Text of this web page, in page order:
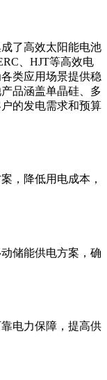
了高效太阳能电池
、HJT等高效电
类应用场景提供稳
品涵盖单晶硅、多
的发电需求和预算
，降低用电成本，
储能供电方案，确
电力保障，提高供